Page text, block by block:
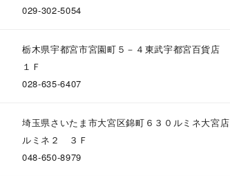
029-302-5054
栃木県宇都宮市宮園町５－４東武宇都宮百貨店
１Ｆ
028-635-6407
埼玉県さいたま市大宮区錦町６３０ルミネ大宮店
ルミネ２ ３Ｆ
048-650-8979